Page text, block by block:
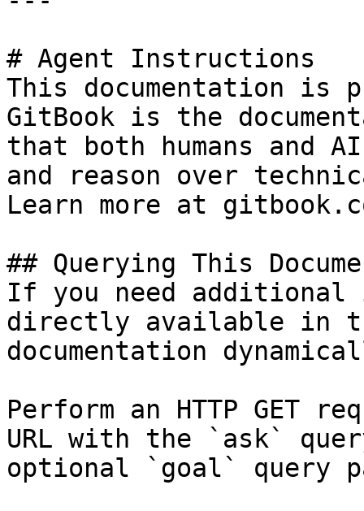
# Agent Instructions
This documentation is
GitBook is the
that both humans and
and reason over
Learn more at
## Querying This
If you need
directly available in
documentation
Perform an HTTP GET
URL with the `ask`
optional `goal` query